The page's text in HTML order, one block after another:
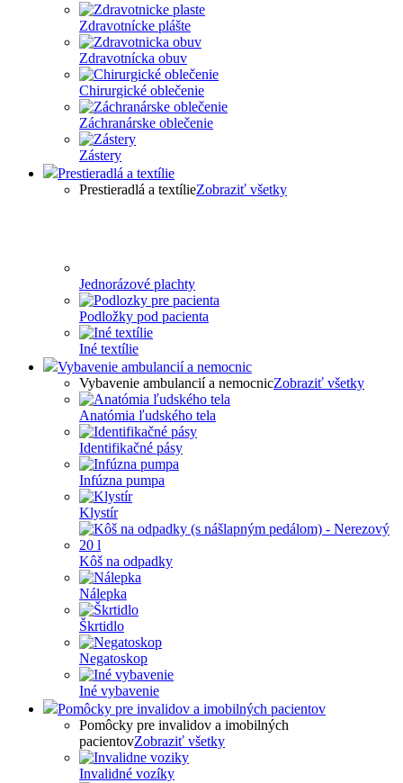
Zdravotnícke plášte
Zdravotnícka obuv
Chirurgické oblečenie
Záchranárske oblečenie
Zástery
Prestieradlá a textílie
Prestieradlá a textílieZobraziť všetky
Jednorázové plachty
Podložky pod pacienta
Iné textílie
Vybavenie ambulancií a nemocnic
Vybavenie ambulancií a nemocnicZobraziť všetky
Anatómia ľudského tela
Identifikačné pásy
Infúzna pumpa
Klystír
Kôš na odpadky
Nálepka
Škrtidlo
Negatoskop
Iné vybavenie
Pomôcky pre invalidov a imobilných pacientov
Pomôcky pre invalidov a imobilných
pacientovZobraziť všetky
Invalidné vozíky